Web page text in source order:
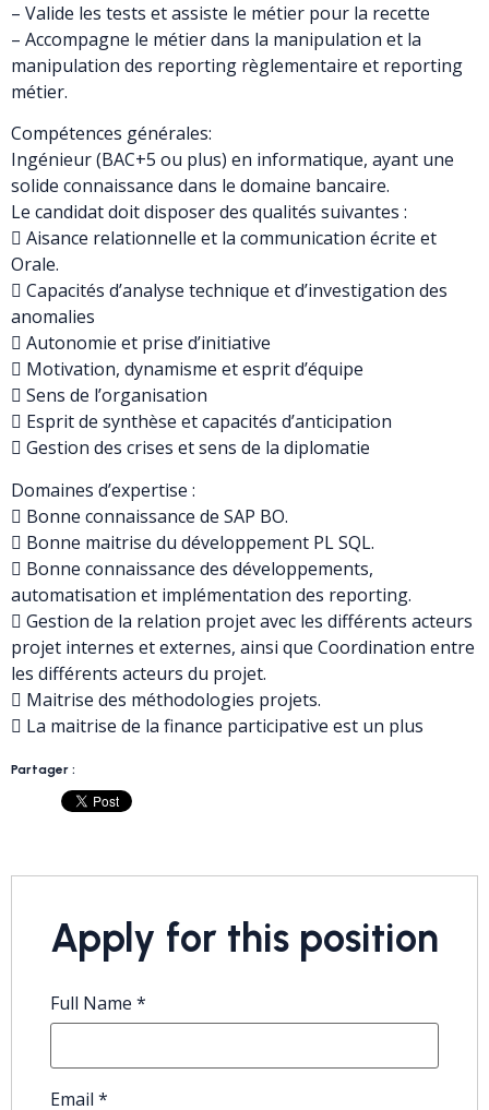
– Valide les tests et assiste le métier pour la recette
– Accompagne le métier dans la manipulation et la
manipulation des reporting règlementaire et reporting
métier.
Compétences générales:
Ingénieur (BAC+5 ou plus) en informatique, ayant une
solide connaissance dans le domaine bancaire.
Le candidat doit disposer des qualités suivantes :
 Aisance relationnelle et la communication écrite et
Orale.
 Capacités d’analyse technique et d’investigation des
anomalies
 Autonomie et prise d’initiative
 Motivation, dynamisme et esprit d’équipe
 Sens de l’organisation
 Esprit de synthèse et capacités d’anticipation
 Gestion des crises et sens de la diplomatie
Domaines d’expertise :
 Bonne connaissance de SAP BO.
 Bonne maitrise du développement PL SQL.
 Bonne connaissance des développements,
automatisation et implémentation des reporting.
 Gestion de la relation projet avec les différents acteurs
projet internes et externes, ainsi que Coordination entre
les différents acteurs du projet.
 Maitrise des méthodologies projets.
 La maitrise de la finance participative est un plus
Partager :
Apply for this position
Full Name *
Email *